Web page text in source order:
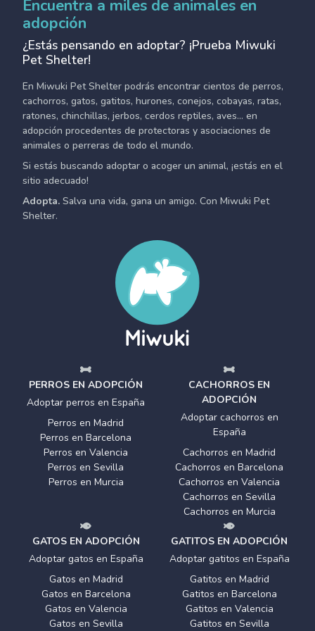
Encuentra a miles de animales en
adopción
¿Estás pensando en adoptar? ¡Prueba Miwuki
Pet Shelter!
En Miwuki Pet Shelter podrás encontrar cientos de perros,
cachorros, gatos, gatitos, hurones, conejos, cobayas, ratas,
ratones, chinchillas, jerbos, cerdos reptiles, aves... en
adopción procedentes de protectoras y asociaciones de
animales o perreras de todo el mundo.
Si estás buscando adoptar o acoger un animal, ¡estás en el
sitio adecuado!
Adopta. Salva una vida, gana un amigo. Con Miwuki Pet
Shelter.
PERROS EN ADOPCIÓN
Adoptar perros en España
Perros en Madrid
Perros en Barcelona
Perros en Valencia
Perros en Sevilla
Perros en Murcia
CACHORROS EN
ADOPCIÓN
Adoptar cachorros en
España
Cachorros en Madrid
Cachorros en Barcelona
Cachorros en Valencia
Cachorros en Sevilla
Cachorros en Murcia
GATOS EN ADOPCIÓN
Adoptar gatos en España
Gatos en Madrid
Gatos en Barcelona
Gatos en Valencia
Gatos en Sevilla
GATITOS EN ADOPCIÓN
Adoptar gatitos en España
Gatitos en Madrid
Gatitos en Barcelona
Gatitos en Valencia
Gatitos en Sevilla